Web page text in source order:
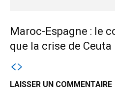
Maroc-Espagne : le
que la crise de Ceuta
LAISSER UN COMMENTAIRE